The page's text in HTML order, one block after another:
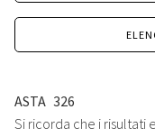
ASTA 326
Si ricorda che i risultati